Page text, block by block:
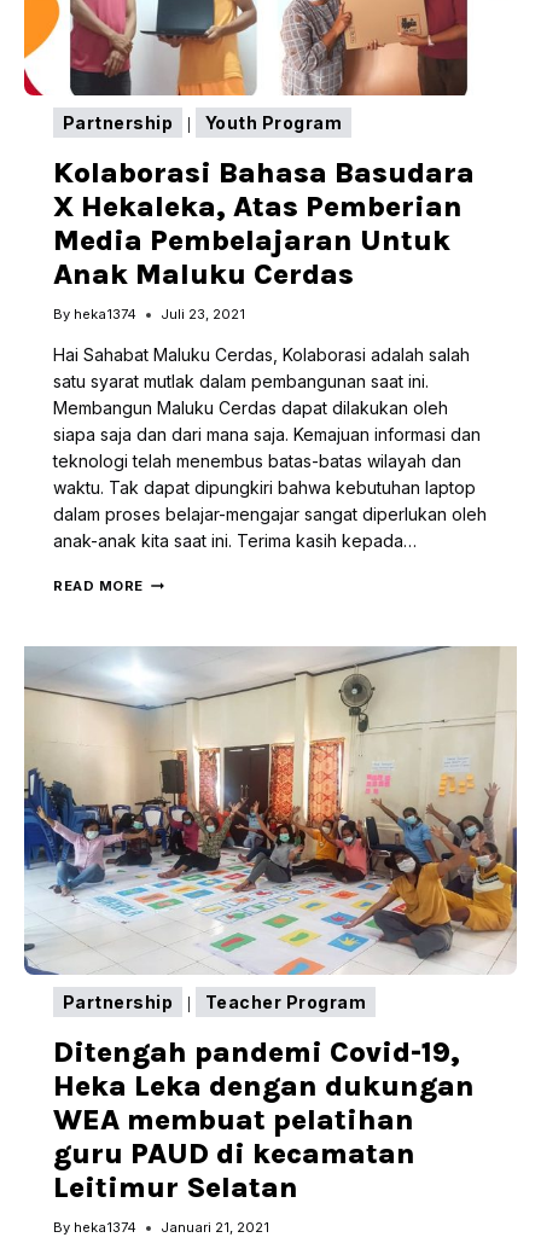
PKAUD
Partnership Youth Program
Kolaborasi Bahasa Basudara
X Hekaleka, Atas Pemberian
Media Pembelajaran Untuk
Anak Maluku Cerdas
By heka1374 Juli 23, 2021
Hai Sahabat Maluku Cerdas, Kolaborasi adalah salah
satu syarat mutlak dalam pembangunan saat ini.
Membangun Maluku Cerdas dapat dilakukan oleh
siapa saja dan dari mana saja. Kemajuan informasi dan
teknologi telah menembus batas-batas wilayah dan
waktu. Tak dapat dipungkiri bahwa kebutuhan laptop
dalam proses belajar-mengajar sangat diperlukan oleh
anak-anak kita saat ini. Terima kasih kepada…
READ MORE KOLABORASI
HEKALEKA,
PEMBERIAN
PEMBELAJARAN
UNTUK
ANAK
MALUKU
CERDAS
Partnership Teacher Program
Ditengah pandemi Covid-19,
Heka Leka dengan dukungan
WEA membuat pelatihan
guru PAUD di kecamatan
Leitimur Selatan
By heka1374 Januari 21, 2021